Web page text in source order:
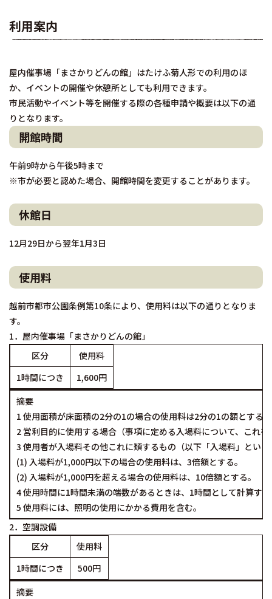
利用案内
屋内催事場「まさかりどんの館」はたけふ菊人形での利用のほ
か、イベントの開催や休憩所としても利用できます。
市民活動やイベント等を開催する際の各種申請や概要は以下の通
りとなります。
開館時間
午前9時から午後5時まで
※市が必要と認めた場合、開館時間を変更することがあります。
休館日
12月29日から翌年1月3日
使用料
越前市都市公園条例第10条により、使用料は以下の通りとなりま
す。
1．屋内催事場「まさかりどんの館」
区分
使用料
1時間につき
1,600円
摘要
1 使用面積が床面積の2分の1の場合の使用料は2分の1の額とする。
2 営利目的に使用する場合（事項に定める入場料について、これ
3 使用者が入場料その他これに類するもの（以下「入場料」とい
(1) 入場料が1,000円以下の場合の使用料は、3倍額とする。
(2) 入場料が1,000円を超える場合の使用料は、10倍額とする。
4 使用時間に1時間未満の端数があるときは、1時間として計算す
5 使用料には、照明の使用にかかる費用を含む。
2．空調設備
区分
使用料
1時間につき
500円
摘要